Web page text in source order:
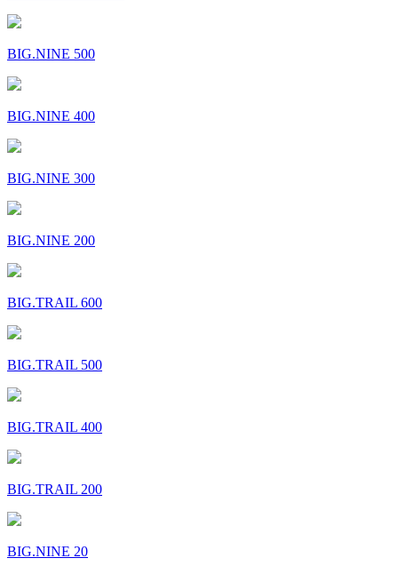
BIG.NINE 500
BIG.NINE 400
BIG.NINE 300
BIG.NINE 200
BIG.TRAIL 600
BIG.TRAIL 500
BIG.TRAIL 400
BIG.TRAIL 200
BIG.NINE 20